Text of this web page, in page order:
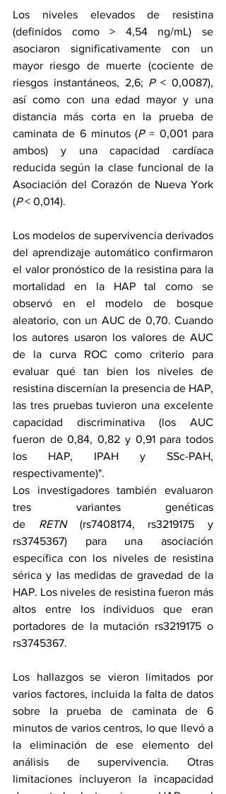
Los niveles elevados de resistina
(definidos como > 4,54 ng/mL) se
asociaron significativamente con un
mayor riesgo de muerte (cociente de
riesgos instantáneos, 2,6; P < 0,0087),
así como con una edad mayor y una
distancia más corta en la prueba de
caminata de 6 minutos (P = 0,001 para
ambos) y una capacidad cardíaca
reducida según la clase funcional de la
Asociación del Corazón de Nueva York
(P < 0,014).
Los modelos de supervivencia derivados
del aprendizaje automático confirmaron
el valor pronóstico de la resistina para la
mortalidad en la HAP tal como se
observó en el modelo de bosque
aleatorio, con un AUC de 0,70. Cuando
los autores usaron los valores de AUC
de la curva ROC como criterio para
evaluar qué tan bien los niveles de
resistina discernían la presencia de HAP,
las tres pruebas tuvieron una excelente
capacidad discriminativa (los AUC
fueron de 0,84, 0,82 y 0,91 para todos
los HAP, IPAH y SSc-PAH,
respectivamente)".
Los investigadores también evaluaron
tres variantes genéticas
de RETN (rs7408174, rs3219175 y
rs3745367) para una asociación
específica con los niveles de resistina
sérica y las medidas de gravedad de la
HAP. Los niveles de resistina fueron más
altos entre los individuos que eran
portadores de la mutación rs3219175 o
rs3745367.
Los hallazgos se vieron limitados por
varios factores, incluida la falta de datos
sobre la prueba de caminata de 6
minutos de varios centros, lo que llevó a
la eliminación de ese elemento del
análisis de supervivencia. Otras
limitaciones incluyeron la incapacidad